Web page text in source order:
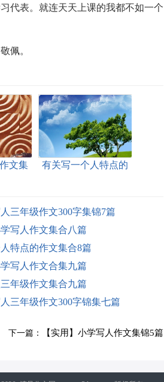
代表。就连天天上课的我都不如一个
佩。
文集
有关写一个人特点的
人三年级作文300字集锦7篇
学写人作文集合八篇
特点的作文集合8篇
学写人作文合集九篇
年级作文集合九篇
人三年级作文300字锦集七篇
下一篇： 【实用】小学写人作文集锦5篇